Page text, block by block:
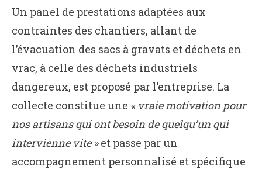
Un panel de prestations adaptées aux
contraintes des chantiers, allant de
l’évacuation des sacs à gravats et déchets en
vrac, à celle des déchets industriels
dangereux, est proposé par l’entreprise. La
collecte constitue une « vraie motivation pour
nos artisans qui ont besoin de quelqu’un qui
intervienne vite »et passe par un
accompagnement personnalisé et spécifique